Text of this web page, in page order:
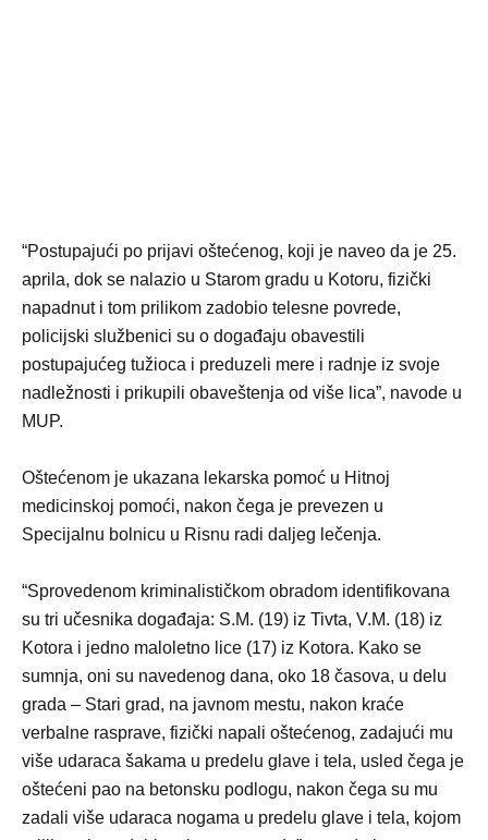
“Postupajući po prijavi oštećenog, koji je naveo da je 25.
aprila, dok se nalazio u Starom gradu u Kotoru, fizički
napadnut i tom prilikom zadobio telesne povrede,
policijski službenici su o događaju obavestili
postupajućeg tužioca i preduzeli mere i radnje iz svoje
nadležnosti i prikupili obaveštenja od više lica”, navode u
MUP.
Oštećenom je ukazana lekarska pomoć u Hitnoj
medicinskoj pomoći, nakon čega je prevezen u
Specijalnu bolnicu u Risnu radi daljeg lečenja.
“Sprovedenom kriminalističkom obradom identifikovana
su tri učesnika događaja: S.M. (19) iz Tivta, V.M. (18) iz
Kotora i jedno maloletno lice (17) iz Kotora. Kako se
sumnja, oni su navedenog dana, oko 18 časova, u delu
grada – Stari grad, na javnom mestu, nakon kraće
verbalne rasprave, fizički napali oštećenog, zadajući mu
više udaraca šakama u predelu glave i tela, usled čega je
oštećeni pao na betonsku podlogu, nakon čega su mu
zadali više udaraca nogama u predelu glave i tela, kojom